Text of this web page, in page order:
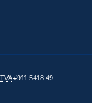
TVA#911 5418 49